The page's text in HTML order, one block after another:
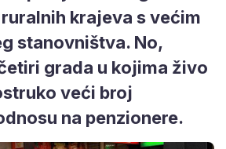
krajeva s većim
stanovništva. No,
grada u kojima živo
veći broj
na penzionere.